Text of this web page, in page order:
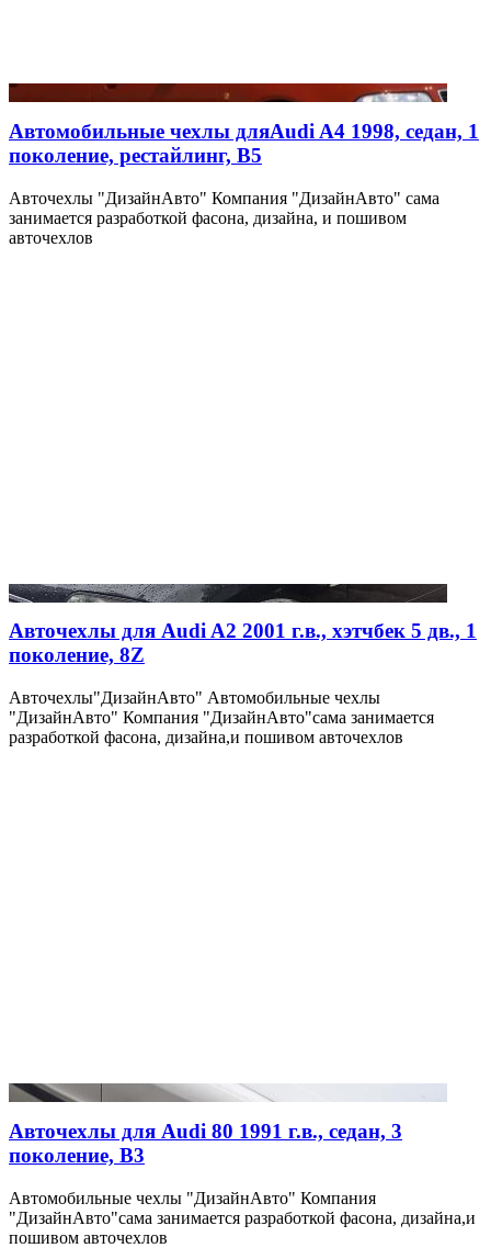
Автомобильные чехлы дляAudi A4 1998, седан, 1
поколение, рестайлинг, B5
Авточехлы "ДизайнАвто" Компания "ДизайнАвто" сама
занимается разработкой фасона, дизайна, и пошивом
авточехлов
Авточехлы для Audi A2 2001 г.в., хэтчбек 5 дв., 1
поколение, 8Z
Авточехлы"ДизайнАвто" Автомобильные чехлы
"ДизайнАвто" Компания "ДизайнАвто"сама занимается
разработкой фасона, дизайна,и пошивом авточехлов
Авточехлы для Audi 80 1991 г.в., седан, 3
поколение, B3
Автомобильные чехлы "ДизайнАвто" Компания
"ДизайнАвто"сама занимается разработкой фасона, дизайна,и
пошивом авточехлов